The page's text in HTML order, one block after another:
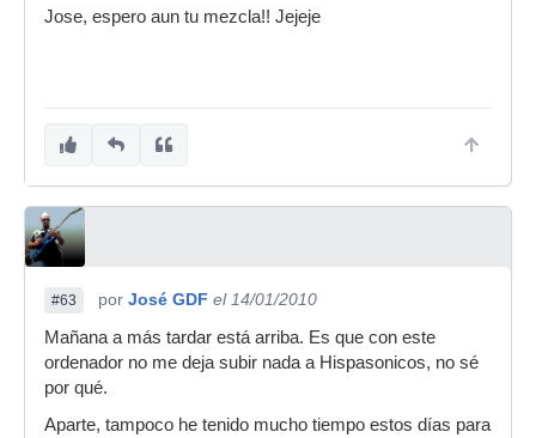
Jose, espero aun tu mezcla!! Jejeje
#63 por José GDF el 14/01/2010
Mañana a más tardar está arriba. Es que con este
ordenador no me deja subir nada a Hispasonicos, no sé
por qué.
Aparte, tampoco he tenido mucho tiempo estos días para